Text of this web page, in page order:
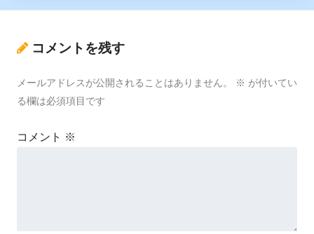
コメントを残す
メールアドレスが公開されることはありません。 ※ が付いてい
る欄は必須項目です
コメント ※